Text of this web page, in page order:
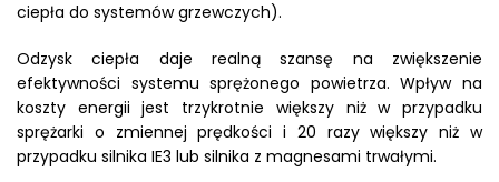
ciepła do systemów grzewczych).
Odzysk ciepła daje realną szansę na zwiększenie
efektywności systemu sprężonego powietrza. Wpływ na
koszty energii jest trzykrotnie większy niż w przypadku
sprężarki o zmiennej prędkości i 20 razy większy niż w
przypadku silnika IE3 lub silnika z magnesami trwałymi.